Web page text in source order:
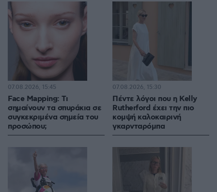
Face Mapping: Τι
σημαίνουν τα σπυράκια σε
συγκεκριμένα σημεία του
προσώπου;
07.08.2026, 15:45
Πέντε λόγοι που η Kelly
Rutherford έχει την πιο
κομψή καλοκαιρινή
γκαρνταρόμπα
07.08.2026, 15:30